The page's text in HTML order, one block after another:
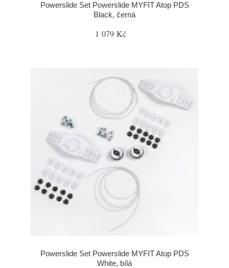
Powerslide Set Powerslide MYFIT Atop PDS
Black, černá
1 079 Kč
Powerslide Set Powerslide MYFIT Atop PDS
White, bílá